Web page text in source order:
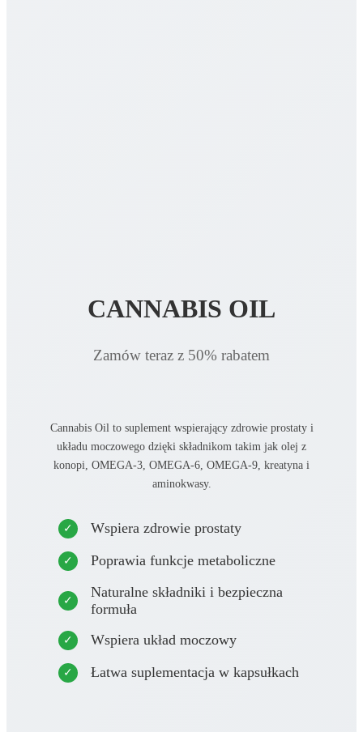
CANNABIS OIL
Zamów teraz z 50% rabatem
Cannabis Oil to suplement wspierający zdrowie prostaty i
układu moczowego dzięki składnikom takim jak olej z
konopi, OMEGA-3, OMEGA-6, OMEGA-9, kreatyna i
aminokwasy.
Wspiera zdrowie prostaty
Poprawia funkcje metaboliczne
Naturalne składniki i bezpieczna
formuła
Wspiera układ moczowy
Łatwa suplementacja w kapsułkach